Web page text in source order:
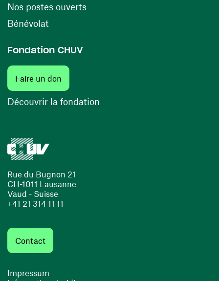
Rue du Bugnon 21
CH-1011 Lausanne
Vaud - Suisse
+41 21 314 11 11
Contact
Impressum
Nos postes ouverts(ouvre une nouvelle fenêtre)
Bénévolat
Fondation CHUV
Faire un don
Découvrir la fondation